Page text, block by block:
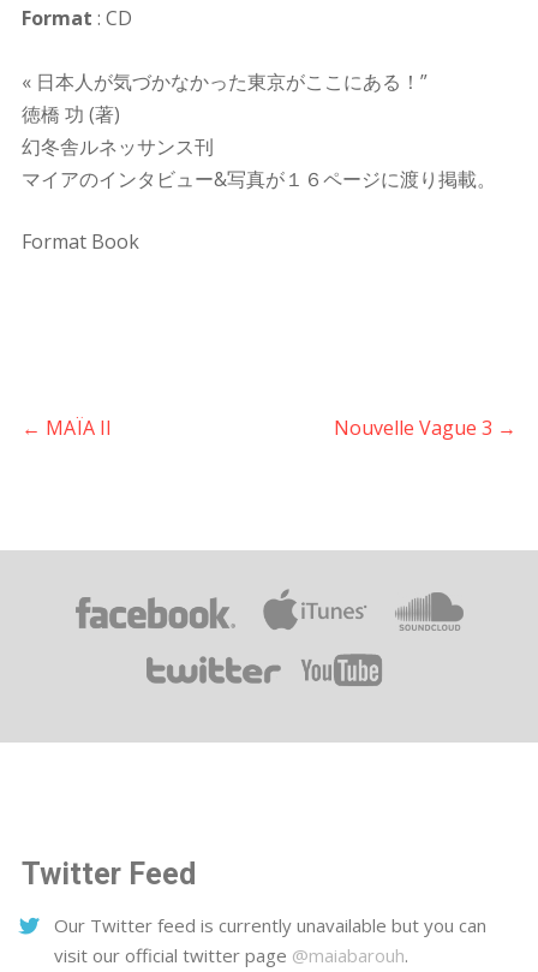
Format : CD
« 日本人が気づかなかった東京がここにある！”
徳橋 功 (著)
幻冬舎ルネッサンス刊
マイアのインタビュー&写真が１６ページに渡り掲載。
Format Book
← MAÏA II Nouvelle Vague 3 →
Twitter Feed
Our Twitter feed is currently unavailable but you can
visit our official twitter page @maiabarouh.